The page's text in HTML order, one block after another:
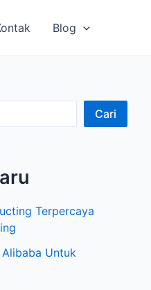
Blog
Cari
Terpercaya
Untuk